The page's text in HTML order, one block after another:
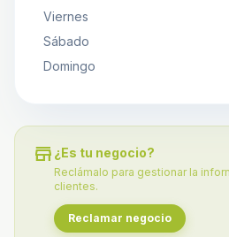
Viernes
Sábado
Domingo
store ¿Es tu negocio?
Reclámalo para gestionar la
clientes.
Reclamar negocio